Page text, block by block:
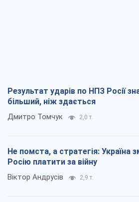
Результат ударів по НПЗ Росії
більший, ніж здається
Дмитро Томчук 2,0 т.
Не помста, а стратегія: Україна
Росію платити за війну
Віктор Андрусів 2,9 т.